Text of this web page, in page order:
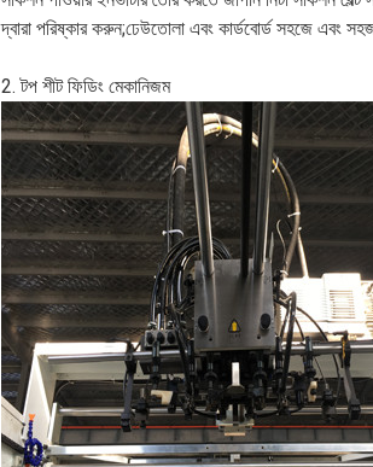
দ্বারা পরিষ্কার করুন;ঢেউতোলা এবং কার্ডবোর্ড সহজে এবং
2. টপ শীট ফিডিং মেকানিজম